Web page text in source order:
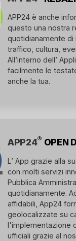
APP24 è anche
questo una nostra
quotidianamente di
traffico, cultura,
All’interno dell’
facilmente le
anche la tua.
APP24® OPEN
L’ App grazie alla
con molti servizi
Pubblica
quotidianamente.
affidabili, App24
geolocalizzate su
l'implementazione
ufficiali grazie al